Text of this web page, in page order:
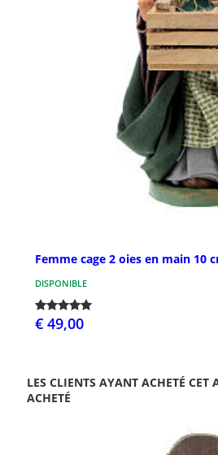
Femme cage 2 oies en main 10
DISPONIBLE
€ 49,00
LES CLIENTS AYANT ACHETÉ CET
ACHETÉ